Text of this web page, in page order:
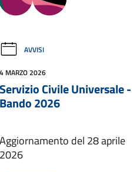
AVVISI
MARZO 2026
Civile Universale -
2026
del 28 aprile